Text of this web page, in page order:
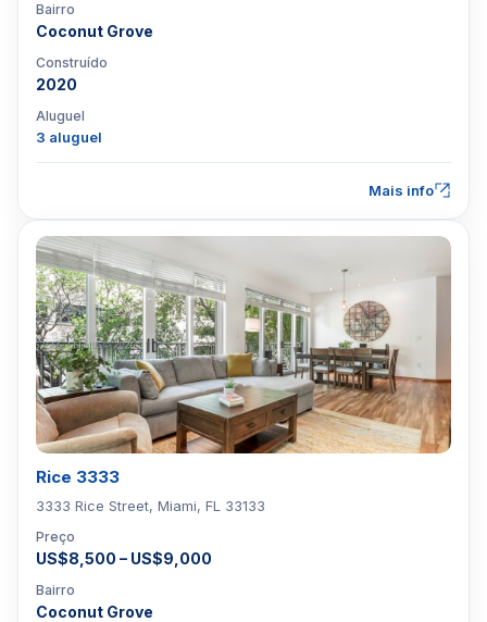
Bairro
Coconut Grove
Construído
2020
Aluguel
3 aluguel
Mais info
Rice 3333
3333 Rice Street, Miami, FL 33133
Preço
US$8,500 – US$9,000
Bairro
Coconut Grove